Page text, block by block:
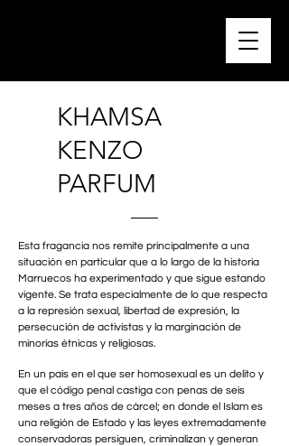
KHAMSA
KENZO
PARFUM
Esta fragancia nos remite principalmente a una
situación en particular que a lo largo de la historia
Marruecos ha experimentado y que sigue estando
vigente. Se trata especialmente de lo que respecta
a la represión sexual, libertad de expresión, la
persecución de activistas y la marginación de
minorías étnicas y religiosas.
En un país en el que ser homosexual es un delito y
que el código penal castiga con penas de seis
meses a tres años de cárcel; en donde el Islam es
una religión de Estado y las leyes extremadamente
conservadoras persiguen, criminalizan y generan